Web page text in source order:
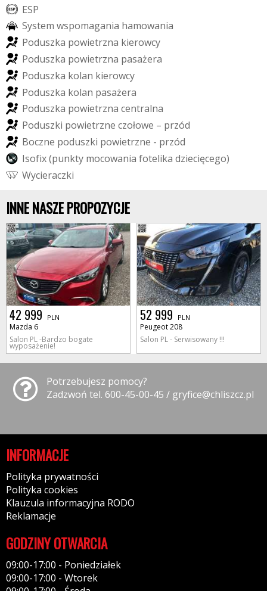
ESP
System wspomagania hamowania
Poduszka powietrzna kierowcy
Poduszka powietrzna pasażera
Poduszka kolan kierowcy
Poduszka kolan pasażera
Poduszka powietrzna centralna
Poduszki powietrzne czołowe – przód
Boczne poduszki powietrzne - przód
Isofix(punkty mocowania fotelika dziecięcego)
Wycieraczki
INNE NASZE PROPOZYCJE
42 999 PLN
Mazda 6
Salon PL -Bardzo bogate
wyposażenie!
52 999 PLN
Peugeot 208
Salon PL - Serwisowany !!!
Potrzebujesz pomocy?
Zadzwoń tel. 600-45-00-45 / gryfice@chliszcz.pl
INFORMACJE
Polityka prywatności
Polityka cookies
Klauzula informacyjna RODO
Reklamacje
GODZINY OTWARCIA
09:00-17:00 - Poniedziałek
09:00-17:00 - Wtorek